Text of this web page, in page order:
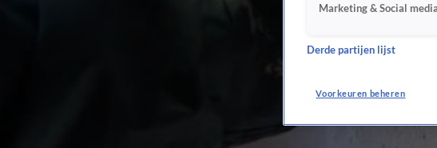
Marketing & Social media
Derde partijen lijst
Voorkeuren beheren